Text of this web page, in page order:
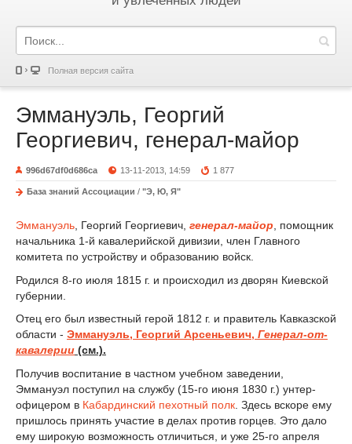
Полная версия сайта
Эммануэль, Георгий
Георгиевич, генерал-майор
996d67df0d686ca 13-11-2013, 14:59 1 877
База знаний Ассоциации / "Э, Ю, Я"
Эммануэль , Георгий Георгиевич, генерал-майор , помощник
начальника 1-й кавалерийской дивизии, член Главного
комитета по устройству и образованию войск.
Родился 8-го июля 1815 г. и происходил из дворян Киевской
губернии.
Отец его был известный герой 1812 г. и правитель Кавказской
области - Эммануэль, Георгий Арсеньевич, Генерал-от-
кавалерии (см.).
Получив воспитание в частном учебном заведении,
Эммануэл поступил на службу (15-го июня 1830 г.) унтер-
офицером в Кабардинский пехотный полк . Здесь вскоре ему
пришлось принять участие в делах против горцев. Это дало
ему широкую возможность отличиться, и уже 25-го апреля